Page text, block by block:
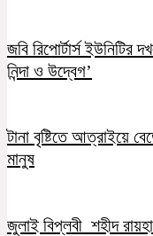
জবি রিপোর্টার্স ইউনিটির
নিন্দা ও উদ্বেগ’
টানা বৃষ্টিতে আত্রাইয়ে
মানুষ
জুলাই বিপ্লবী শহীদ